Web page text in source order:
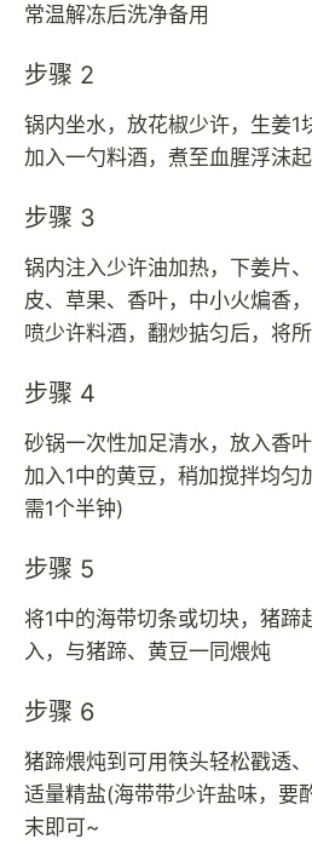
常温解冻后洗净备用
步骤 2
锅内坐水，放花椒少许，生姜1
加入一勺料酒，煮至血腥浮沫
步骤 3
锅内注入少许油加热，下姜片
皮、草果、香叶，中小火煸香
喷少许料酒，翻炒掂匀后，将
步骤 4
砂锅一次性加足清水，放入香
加入1中的黄豆，稍加搅拌均匀
需1个半钟)
步骤 5
将1中的海带切条或切块，猪
入，与猪蹄、黄豆一同煨炖
步骤 6
猪蹄煨炖到可用筷头轻松戳透
适量精盐(海带带少许盐味，要
末即可~